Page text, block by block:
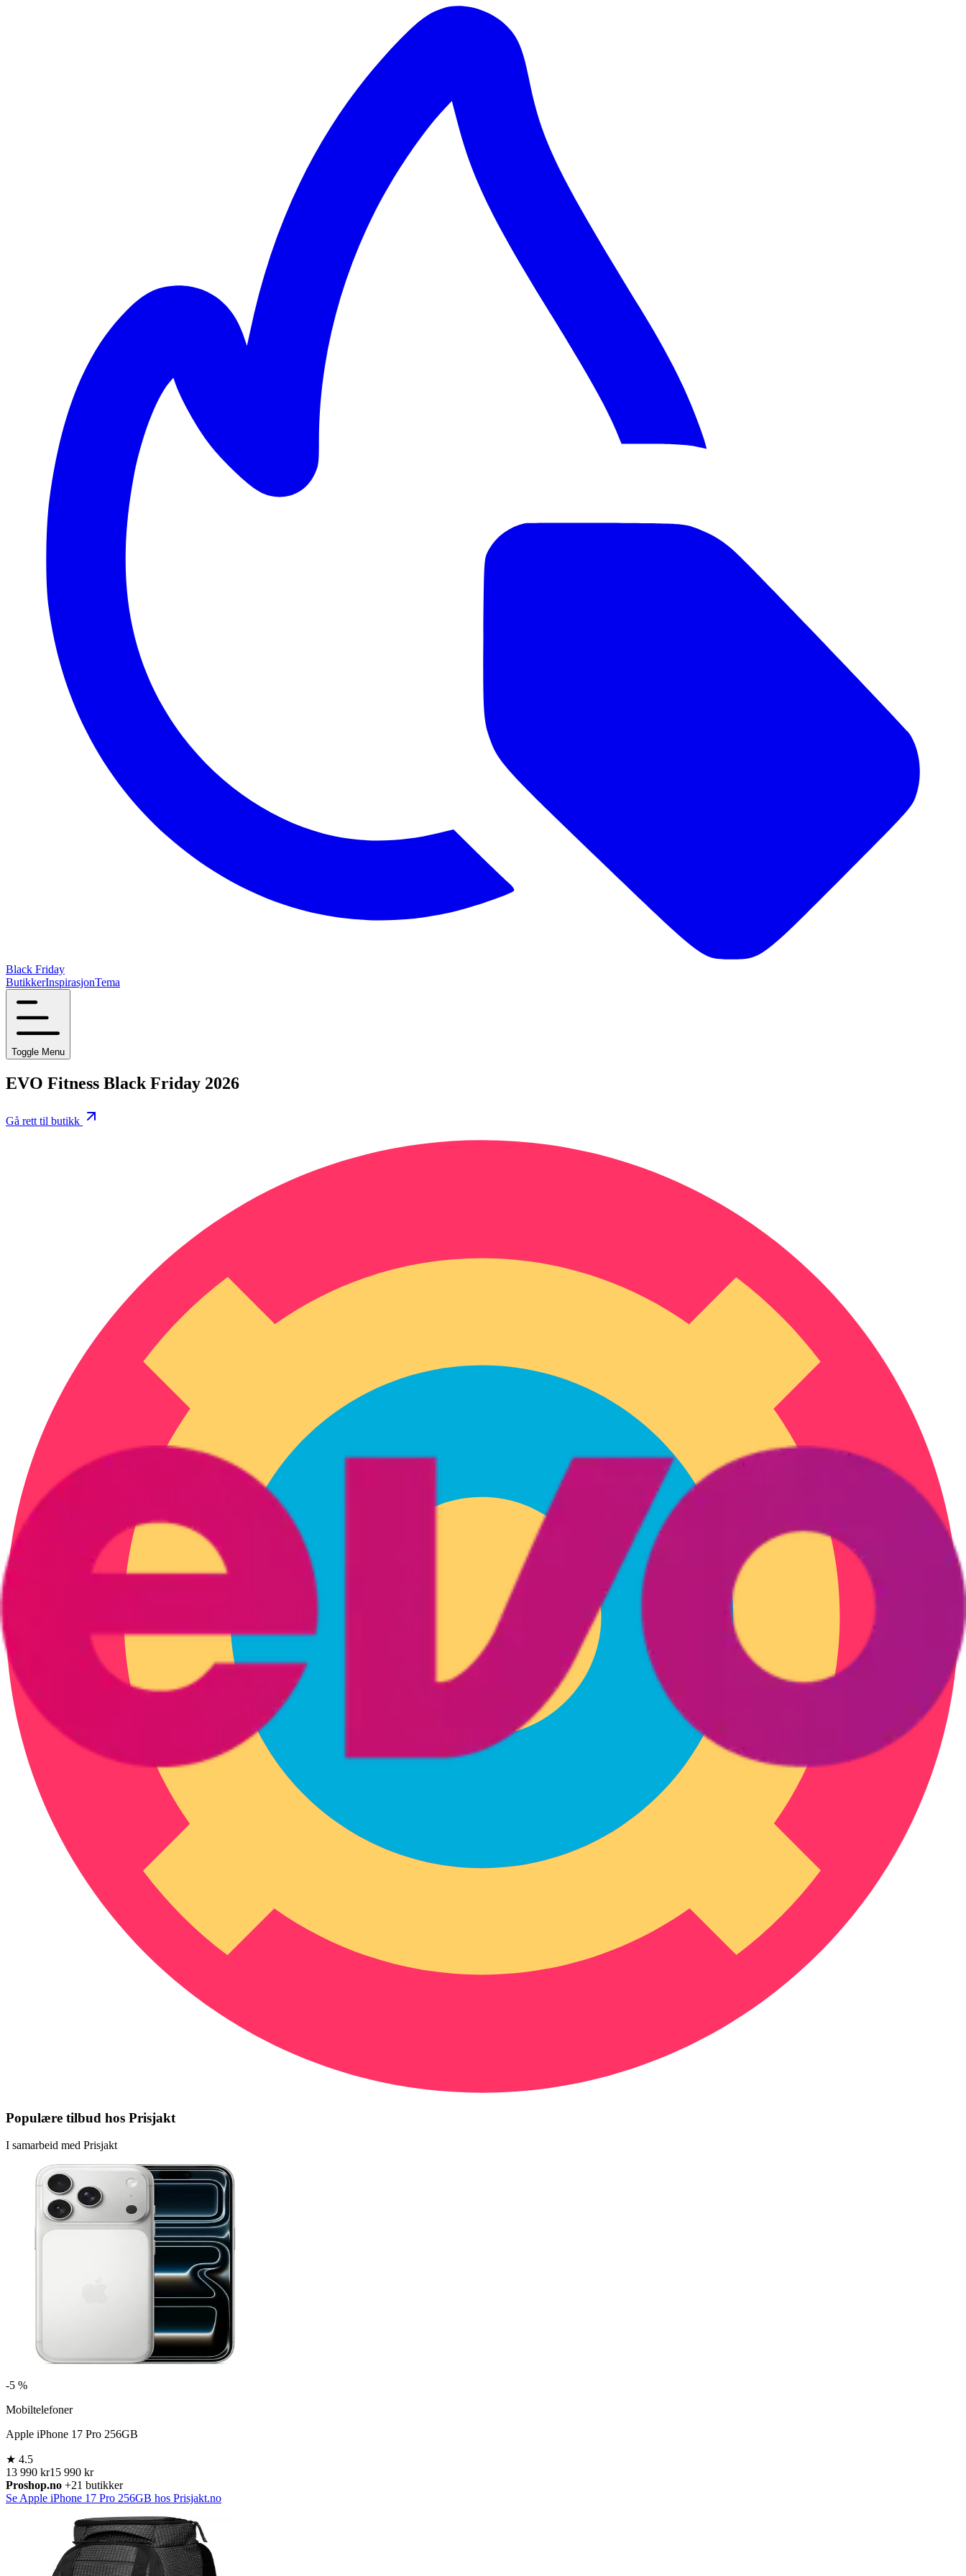
Black Friday
ButikkerInspirasjonTema
Toggle Menu
EVO Fitness Black Friday 2026
Gå rett til butikk
Populære tilbud hos Prisjakt
I samarbeid med Prisjakt
-5 %
Mobiltelefoner
Apple iPhone 17 Pro 256GB
★ 4.5
13 990 kr15 990 kr
Proshop.no +21 butikker
Se Apple iPhone 17 Pro 256GB hos Prisjakt.no